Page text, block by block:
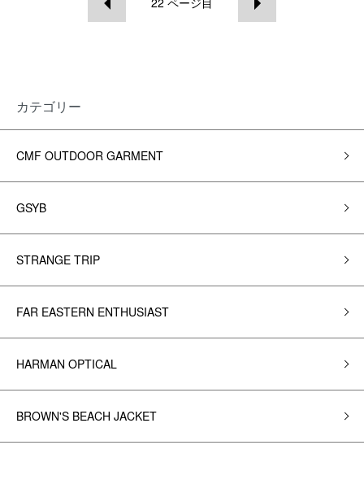
カテゴリー
CMF OUTDOOR GARMENT
GSYB
STRANGE TRIP
FAR EASTERN ENTHUSIAST
HARMAN OPTICAL
BROWN'S BEACH JACKET